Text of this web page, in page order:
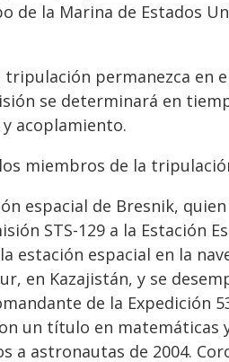
de la Marina de Estados
permanezca en
se determinará en
acoplamiento.
miembros de la
espacial de Bresnik,
STS-129 a la Estación
estación espacial en la
en Kazajistán, y se
de la Expedición
un título en matemáticas
a astronautas de 2004.